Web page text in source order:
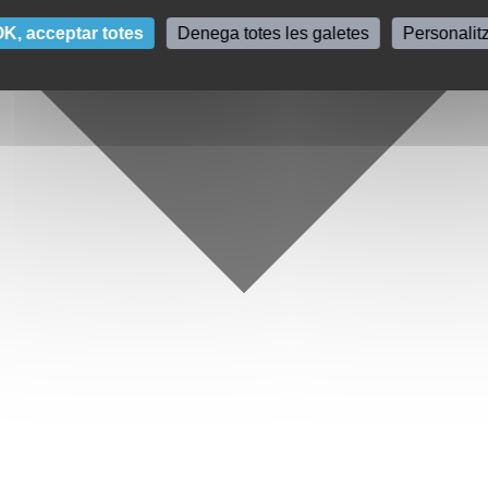
acceptar totes Denega totes les galetes